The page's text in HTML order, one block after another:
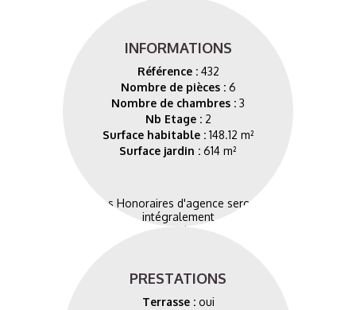
INFORMATIONS
Référence : 432
Nombre de pièces : 6
Nombre de chambres : 3
Nb Etage : 2
Surface habitable : 148.12 m²
Surface jardin : 614 m²
Les Honoraires d'agence seront
intégralement
à la charge du vendeur
PRESTATIONS
Terrasse : oui